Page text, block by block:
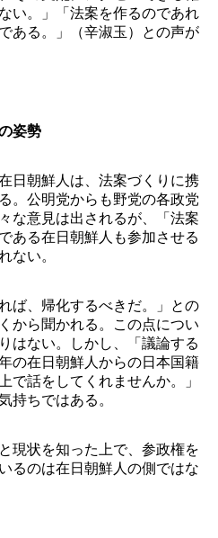
い。」「法案を作るのであれ
ある。」（辛淑玉）との声が
姿勢
日朝鮮人は、法案づくりに携
。公明党からも野党の各政党
な意見は出されるが、「法案
ある在日朝鮮人も参加させる
ない。
ば、帰化するべきだ。」との
から聞かれる。この点につい
はない。しかし、「議論する
の在日朝鮮人からの日本国籍
で話をしてくれませんか。」
持ちではある。
現状を知った上で、参政権を
るのは在日朝鮮人の側ではな